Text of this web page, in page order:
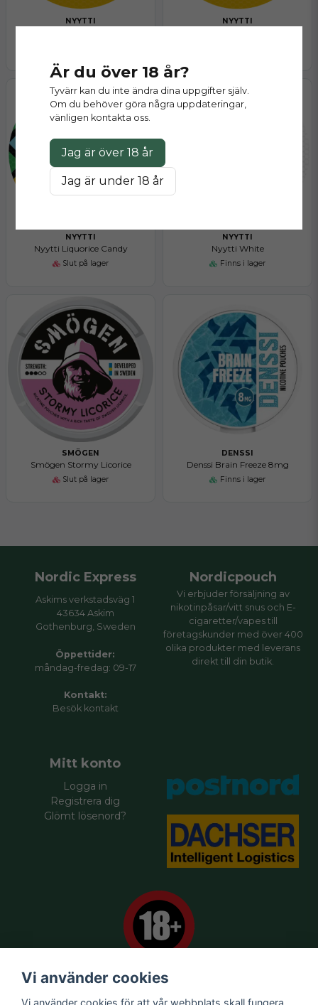
NYYTTI NYYTTI
NYYTTI
Nyytti Liquorice Candy
Slut på lager
NYYTTI
Nyytti White
Finns i lager
SMÖGEN
Smögen Stormy Licorice
Slut på lager
DENSSI
Denssi Brain Freeze 8mg
Finns i lager
Är du över 18 år?
Tyvärr kan du inte ändra dina uppgifter själv.
Om du behöver göra några uppdateringar,
vänligen kontakta oss.
Jag är över 18 år
Jag är under 18 år
Nordic Express
Askims verkstadsväg 1
43634 Askim
Gothenburg, Sweden
Öppettider:
måndag-fredag: 09-17
Kontakt:
Besök kontakt
Nordicpouch
Vi erbjuder försäljning av
nikotinpåsar/vitt snus och E-
cigaretter/vapes till
företagskunder med över 400
olika produkter med leverans
direkt till din butik.
Mitt konto
Logga in
Registrera dig
Glömt lösenord?
Vi använder cookies
Vi använder cookies för att vår webbplats skall fungera